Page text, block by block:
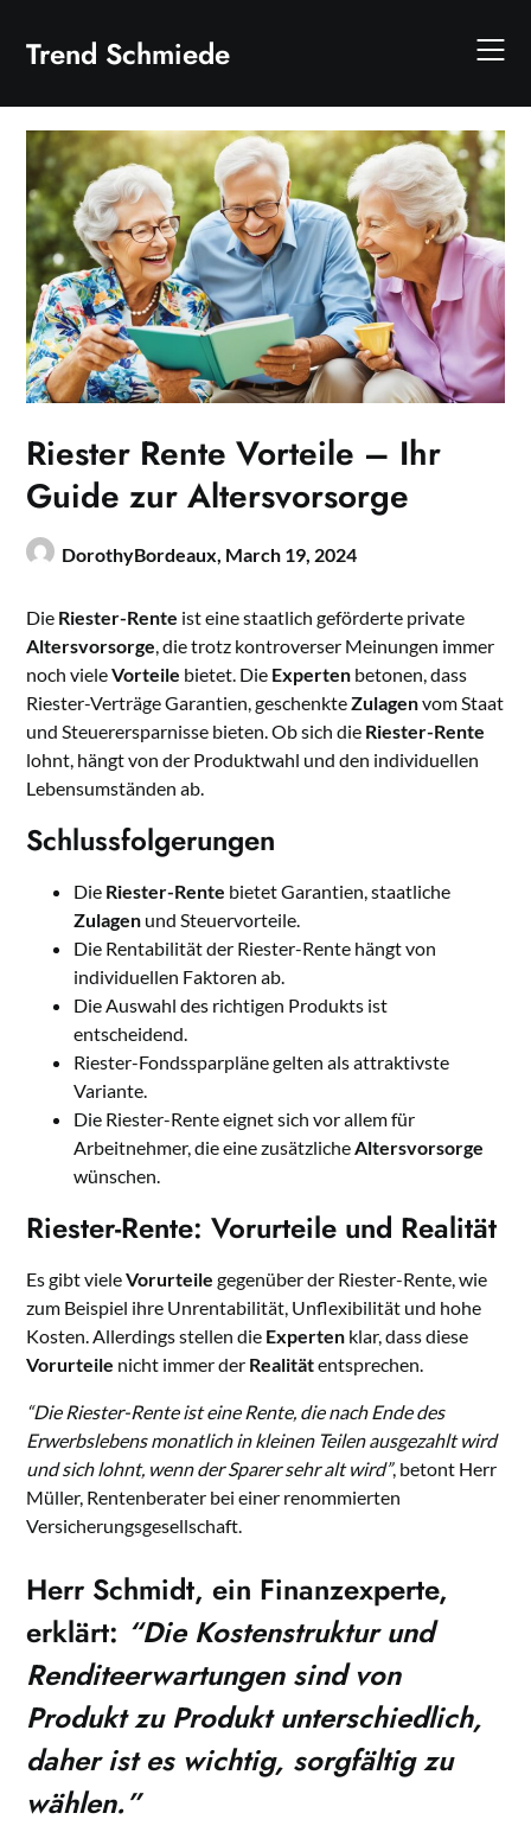
content
Trend Schmiede
Riester Rente Vorteile – Ihr
Guide zur Altersvorsorge
DorothyBordeaux, March 19, 2024
Die Riester-Rente ist eine staatlich geförderte private
Altersvorsorge, die trotz kontroverser Meinungen immer
noch vieleVorteile bietet. Die Experten betonen, dass
Riester-Verträge Garantien, geschenkteZulagenvom Staat
und Steuerersparnisse bieten. Ob sich die Riester-Rente
lohnt, hängt von der Produktwahl und den individuellen
Lebensumständen ab.
Schlussfolgerungen
Die Riester-Rente bietet Garantien, staatliche
Zulagen und Steuervorteile.
Die Rentabilität der Riester-Rente hängt von
individuellen Faktoren ab.
Die Auswahl des richtigen Produkts ist
entscheidend.
Riester-Fondssparpläne gelten als attraktivste
Variante.
Die Riester-Rente eignet sich vor allem für
Arbeitnehmer, die eine zusätzlicheAltersvorsorge
wünschen.
Riester-Rente: Vorurteile und Realität
Es gibt vieleVorurteile gegenüber der Riester-Rente, wie
zum Beispiel ihre Unrentabilität, Unflexibilität und hohe
Kosten. Allerdings stellen die Experten klar, dass diese
Vorurteile nicht immer der Realitätentsprechen.
“Die Riester-Rente ist eine Rente, die nach Ende des
Erwerbslebens monatlich in kleinen Teilen ausgezahlt wird
und sich lohnt, wenn der Sparer sehr alt wird”, betont Herr
Müller, Rentenberater bei einer renommierten
Versicherungsgesellschaft.
Herr Schmidt, ein Finanzexperte,
erklärt: “Die Kostenstruktur und
Renditeerwartungen sind von
Produkt zu Produkt unterschiedlich,
daher ist es wichtig, sorgfältig zu
wählen.”